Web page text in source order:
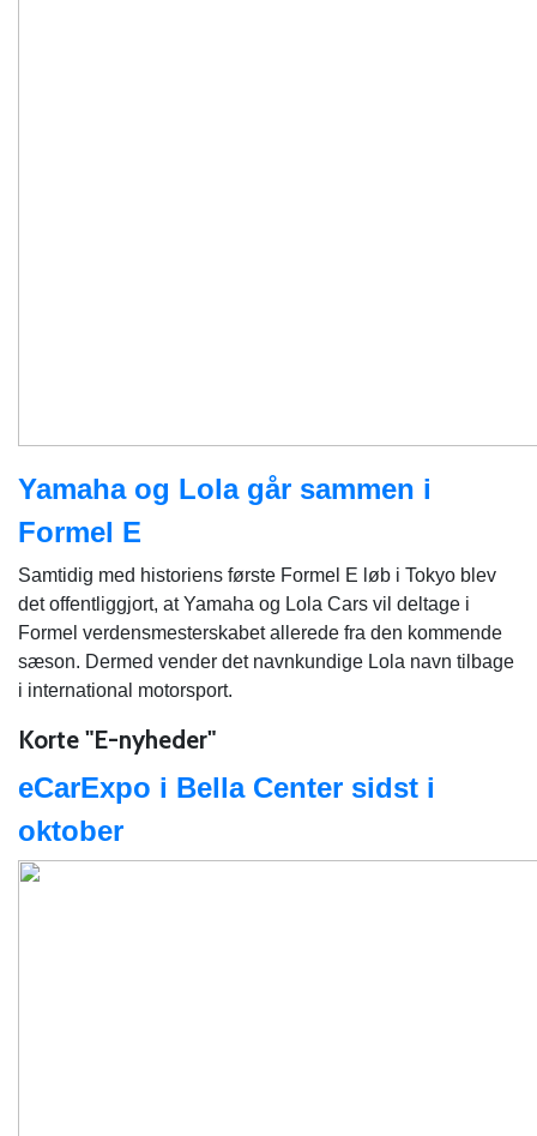
Yamaha og Lola går sammen i
Formel E
Samtidig med historiens første Formel E løb i Tokyo blev
det offentliggjort, at Yamaha og Lola Cars vil deltage i
Formel verdensmesterskabet allerede fra den kommende
sæson. Dermed vender det navnkundige Lola navn tilbage
i international motorsport.
Korte "E-nyheder"
eCarExpo i Bella Center sidst i
oktober